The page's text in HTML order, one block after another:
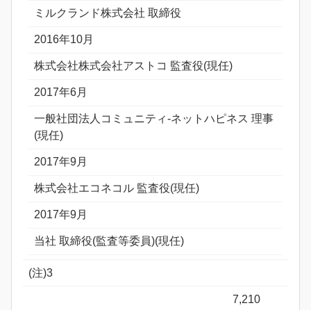
ミルクランド株式会社 取締役
2016年10月
株式会社株式会社アストコ 監査役(現任)
2017年6月
一般社団法人コミュニティ-ネットハピネス 理事
(現任)
2017年9月
株式会社エコネコル 監査役(現任)
2017年9月
当社 取締役(監査等委員)(現任)
(注)3
7,210